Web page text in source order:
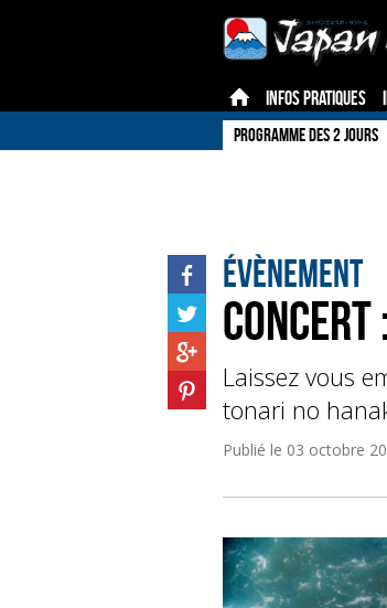
INFOS PRATIQUES
PROGRAMME DES 2 JOURS
Évènement
Concert
Laissez vous
tonari no
Publié le 03 octobre